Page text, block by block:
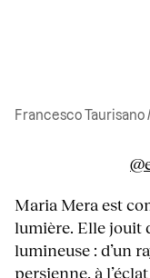
Francesco Taurisano
Maria Mera est
lumière. Elle jouit
lumineuse : d’un
persienne, à